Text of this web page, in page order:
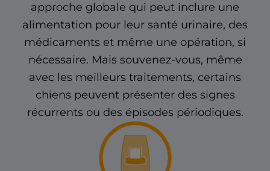
approche globale qui peut inclure une
alimentation pour leur santé urinaire, des
médicaments et même une opération, si
nécessaire. Mais souvenez-vous, même
avec les meilleurs traitements, certains
chiens peuvent présenter des signes
récurrents ou des épisodes périodiques.